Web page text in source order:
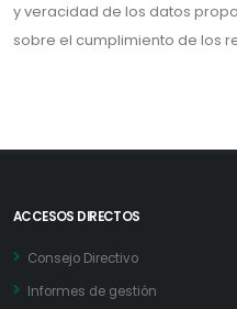
y veracidad de los datos
sobre el cumplimiento de los
ACCESOS DIRECTOS
Consejo Directivo
Informes de gestión